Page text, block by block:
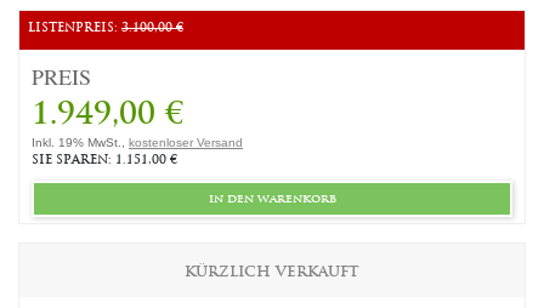
LISTENPREIS: 3.100,00 €
PREIS
1.949,00 €
Inkl. 19% MwSt., kostenloser Versand
SIE SPAREN: 1.151,00 €
in den warenkorb
KÜRZLICH VERKAUFT